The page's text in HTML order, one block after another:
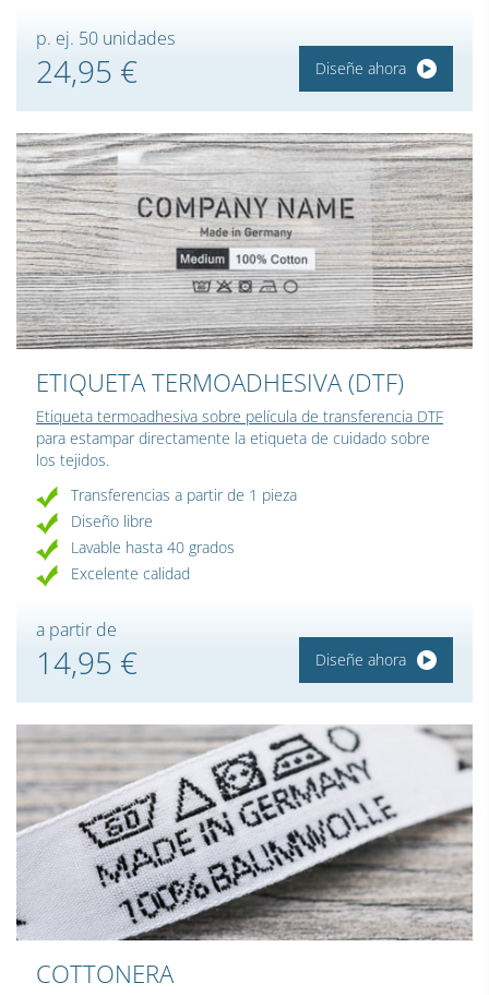
p. ej. 50 unidades
24,95 € Diseñe ahora
ETIQUETA TERMOADHESIVA (DTF)
Etiqueta termoadhesiva sobre película de transferencia DTF
para estampar directamente la etiqueta de cuidado sobre
los tejidos.
Transferencias a partir de 1 pieza
Diseño libre
Lavable hasta 40 grados
Excelente calidad
a partir de
14,95 € Diseñe ahora
COTTONERA